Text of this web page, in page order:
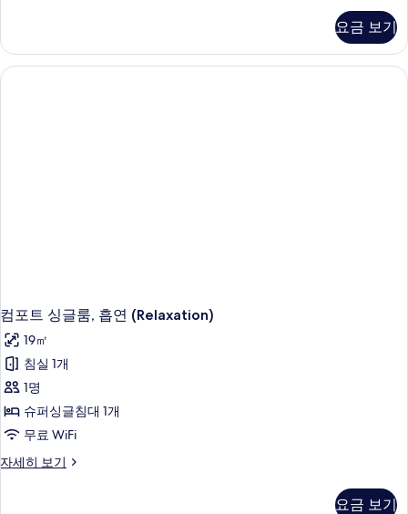
두
보
연
(Additional
Amenities)
요금 보기
컴포트 싱글룸, 흡연 (Relaxation)
19㎡
침실 1개
1명
슈퍼싱글침대 1개
무료 WiFi
자세히 보기
컴
요금 보기